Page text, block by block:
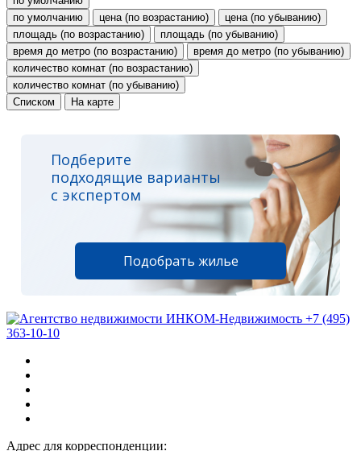
по умолчанию
цена (по возрастанию)
цена (по убыванию)
площадь (по возрастанию)
площадь (по убыванию)
время до метро (по возрастанию)
время до метро (по убыванию)
количество комнат (по возрастанию)
количество комнат (по убыванию)
Списком
На карте
Подберите
подходящие варианты
с экспертом
Подобрать жилье
+7 (495)
363-10-10
Адрес для корреспонденции: